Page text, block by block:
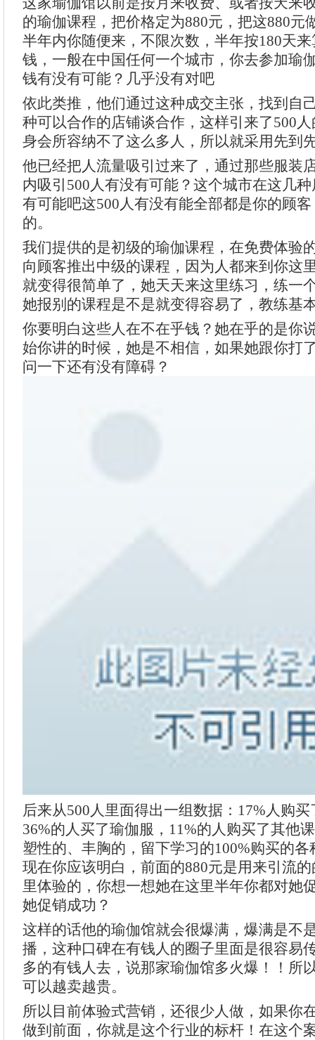
的瑜伽课程，把价格定为880元，把这880元
半年内你随便来，不限次数，半年按180天
钱，一般在中国任何一个城市，你去参加瑜
钱有没有可能？几乎没有对吧
依此类推，他们通过这种成交主张，找到自
种可以合作的店铺谈合作，这样引来了500
身会所容纳不了这么多人，所以就采用先到
他已经把人流量吸引过来了，通过那些服装
内吸引500人有没有可能？这个城市在这几
有可能吧这500人有没有能全部都是你的顾
的。
我们提供的是初级的瑜伽课程，在免费体验
向顾客推出中级的课程，因为人都来到你这
就变得很简单了，她天天来这里练习，练一
她报别的课程是不是就变得容易了，教练基
你要明白这些人在不在乎钱？她在乎的是你
始你讲的时候，她是不相信，如果她跟你打
问一下还有没有障碍？
后来从500人里面得出一组数据：17%人购
36%的人买了瑜伽服，11%的人购买了其他
塑性的、丰胸的，留下学习的100%购买的
现在你应该明白，前面的880元是用来引流
里体验的，你想一想她在这里半年你都对她
她促销成功？
这样的话他的瑜伽馆就会很爆满，爆满是不
播，这种口碑在有钱人的圈子里面是很容易
多的有钱人去，说那家瑜伽馆多火爆！！所
可以越卖越贵。
所以目前体验式营销，还很少人做，如果你
做到前面，你就是这个行业的标杆！在这个